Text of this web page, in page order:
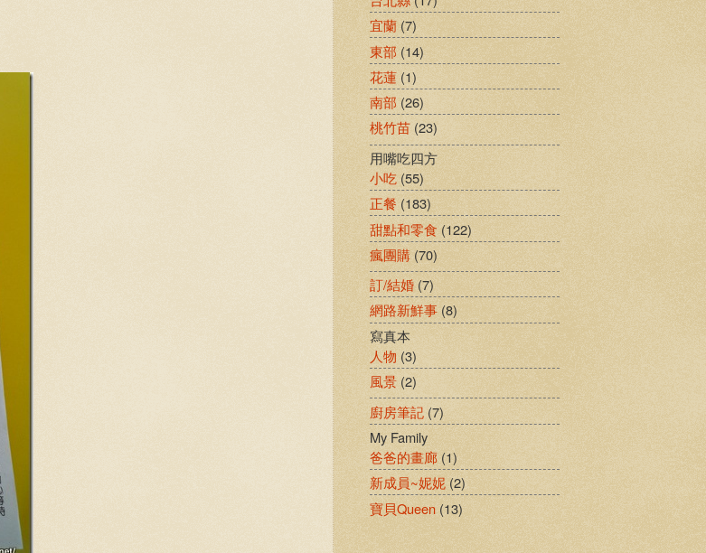
宜蘭 (7)
東部 (14)
花蓮 (1)
南部 (26)
桃竹苗 (23)
用嘴吃四方
小吃 (55)
正餐 (183)
甜點和零食 (122)
瘋團購 (70)
訂/結婚 (7)
網路新鮮事 (8)
寫真本
人物 (3)
風景 (2)
廚房筆記 (7)
My Family
爸爸的畫廊 (1)
新成員~妮妮 (2)
寶貝Queen (13)